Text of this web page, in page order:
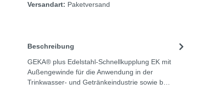
Versandart: Paketversand
Beschreibung
GEKA® plus Edelstahl-Schnellkupplung EK mit
Außengewinde für die Anwendung in der
Trinkwasser- und Getränkeindustrie sowie b…